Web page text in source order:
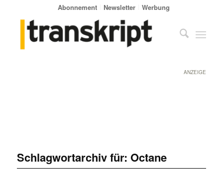
Abonnement Newsletter Werbung
ANZEIGE
Schlagwortarchiv für: Octane